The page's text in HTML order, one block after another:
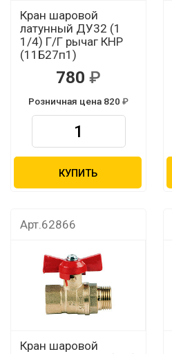
Кран шаровой
латунный ДУ32 (1
1/4) Г/Г рычаг КНР
(11Б27п1)
780
Розничная цена 820
КУПИТЬ
Арт.62866
Кран шаровой